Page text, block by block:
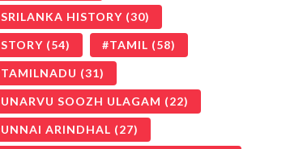
SRILANKA HISTORY (30)
STORY (54) TAMIL (58)
TAMILNADU (31)
UNARVU SOOZH ULAGAM (22)
UNNAI ARINDHAL (27)